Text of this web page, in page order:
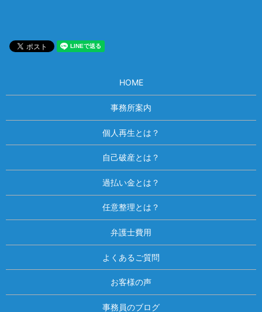
HOME
事務所案内
個人再生とは？
自己破産とは？
過払い金とは？
任意整理とは？
弁護士費用
よくあるご質問
お客様の声
事務員のブログ